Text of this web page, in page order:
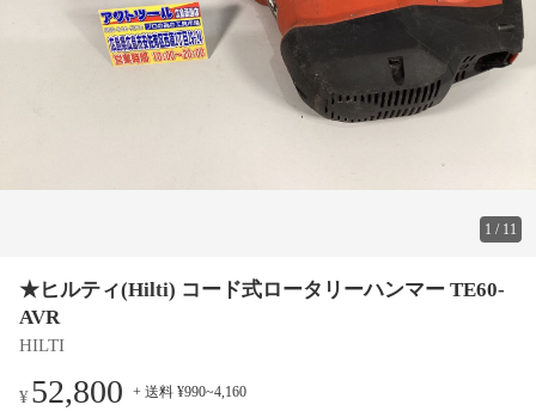
1 / 11
★ヒルティ(Hilti) コード式ロータリーハンマー TE60-
AVR
HILTI
¥52,800 + 送料 ¥990~4,160